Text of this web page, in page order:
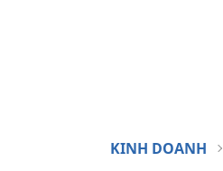
KINH DOANH